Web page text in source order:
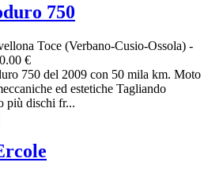
750
Toce (Verbano-Cusio-Ossola) -
€
750 del 2009 con 50 mila km. Moto
ed estetiche Tagliando
più dischi fr...